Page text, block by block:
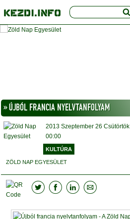
» ÚJBÓL FRANCIA NYELVTANFOLYAM
2013 Szeptember 26 Csütörtök
00:00
KULTÚRA
ZÖLD NAP EGYESÜLET